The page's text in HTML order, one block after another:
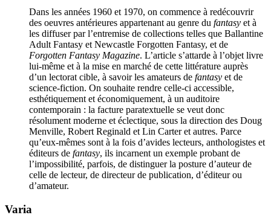
Dans les années 1960 et 1970, on commence à redécouvrir
des oeuvres antérieures appartenant au genre du fantasy et à
les diffuser par l’entremise de collections telles que Ballantine
Adult Fantasy et Newcastle Forgotten Fantasy, et de
Forgotten Fantasy Magazine. L’article s’attarde à l’objet livre
lui-même et à la mise en marché de cette littérature auprès
d’un lectorat cible, à savoir les amateurs de fantasy et de
science-fiction. On souhaite rendre celle-ci accessible,
esthétiquement et économiquement, à un auditoire
contemporain : la facture paratextuelle se veut donc
résolument moderne et éclectique, sous la direction des Doug
Menville, Robert Reginald et Lin Carter et autres. Parce
qu’eux-mêmes sont à la fois d’avides lecteurs, anthologistes et
éditeurs de fantasy, ils incarnent un exemple probant de
l’impossibilité, parfois, de distinguer la posture d’auteur de
celle de lecteur, de directeur de publication, d’éditeur ou
d’amateur.
Varia